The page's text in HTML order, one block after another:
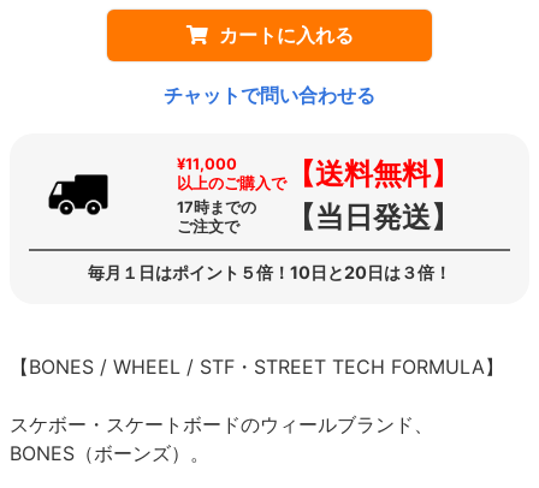
カートに入れる
チャットで問い合わせる
¥11,000
以上のご購入で【送料無料】
17時までの
ご注文で
【当日発送】
毎月１日はポイント５倍！10日と20日は３倍！
【BONES / WHEEL / STF・STREET TECH FORMULA】
スケボー・スケートボードのウィールブランド、
BONES（ボーンズ）。